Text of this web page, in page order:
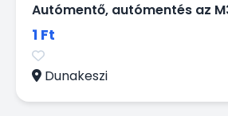
1 Ft
Dunakeszi